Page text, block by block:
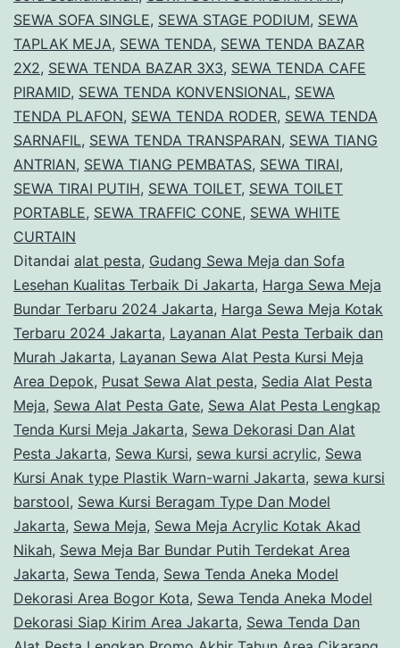
SEWA SOFA SINGLE, SEWA STAGE PODIUM, SEWA
TAPLAK MEJA, SEWA TENDA, SEWA TENDA BAZAR
2X2, SEWA TENDA BAZAR 3X3, SEWA TENDA CAFE
PIRAMID, SEWA TENDA KONVENSIONAL, SEWA
TENDA PLAFON, SEWA TENDA RODER, SEWA TENDA
SARNAFIL, SEWA TENDA TRANSPARAN, SEWA TIANG
ANTRIAN, SEWA TIANG PEMBATAS, SEWA TIRAI,
SEWA TIRAI PUTIH, SEWA TOILET, SEWA TOILET
PORTABLE, SEWA TRAFFIC CONE, SEWA WHITE
CURTAIN
Ditandai alat pesta, Gudang Sewa Meja dan Sofa
Lesehan Kualitas Terbaik Di Jakarta, Harga Sewa Meja
Bundar Terbaru 2024 Jakarta, Harga Sewa Meja Kotak
Terbaru 2024 Jakarta, Layanan Alat Pesta Terbaik dan
Murah Jakarta, Layanan Sewa Alat Pesta Kursi Meja
Area Depok, Pusat Sewa Alat pesta, Sedia Alat Pesta
Meja, Sewa Alat Pesta Gate, Sewa Alat Pesta Lengkap
Tenda Kursi Meja Jakarta, Sewa Dekorasi Dan Alat
Pesta Jakarta, Sewa Kursi, sewa kursi acrylic, Sewa
Kursi Anak type Plastik Warn-warni Jakarta, sewa kursi
barstool, Sewa Kursi Beragam Type Dan Model
Jakarta, Sewa Meja, Sewa Meja Acrylic Kotak Akad
Nikah, Sewa Meja Bar Bundar Putih Terdekat Area
Jakarta, Sewa Tenda, Sewa Tenda Aneka Model
Dekorasi Area Bogor Kota, Sewa Tenda Aneka Model
Dekorasi Siap Kirim Area Jakarta, Sewa Tenda Dan